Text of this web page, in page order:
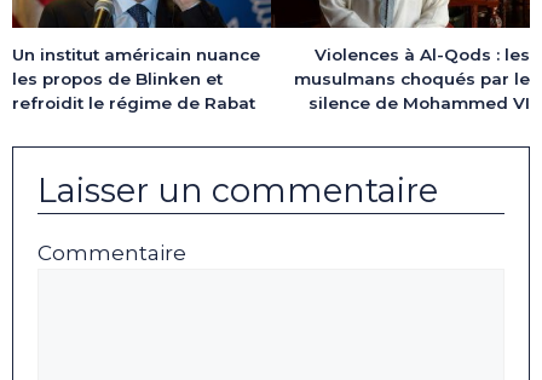
Un institut américain nuance
les propos de Blinken et
refroidit le régime de Rabat
Violences à Al-Qods : les
musulmans choqués par le
silence de Mohammed VI
Laisser un commentaire
Commentaire